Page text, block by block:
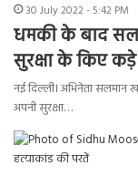
30 July 2022 - 5:42 PM
धमकी के बाद
सुरक्षा के किए
नई दिल्ली। अभिनेता
अपनी सुरक्षा…